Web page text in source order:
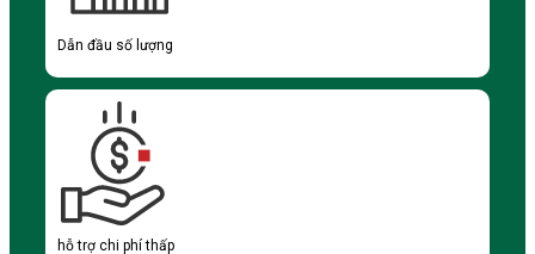
Dẫn đầu số lượng
hỗ trợ chi phí thấp